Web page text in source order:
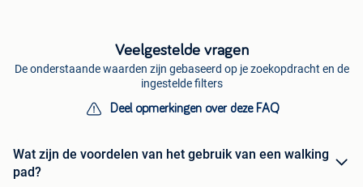
Veelgestelde vragen
De onderstaande waarden zijn gebaseerd op je zoekopdracht en de
ingestelde filters
Deel opmerkingen over deze FAQ
Wat zijn de voordelen van het gebruik van een walking
pad?